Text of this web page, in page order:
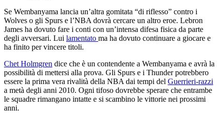
Se Wembanyama lancia un’altra gomitata “di riflesso” contro i
Wolves o gli Spurs e l’NBA dovrà cercare un altro eroe. Lebron
James ha dovuto fare i conti con un’intensa difesa fisica da parte
degli avversari. Lui lamentato ma ha dovuto continuare a giocare e
ha finito per vincere titoli.
Chet Holmgren dice che è un contendente a Wembanyama e avrà la
possibilità di mettersi alla prova. Gli Spurs e i Thunder potrebbero
essere la prima vera rivalità della NBA dai tempi del Guerrieri-razzi
a metà degli anni 2010. Ogni tifoso dovrebbe sperare che entrambe
le squadre rimangano intatte e si scambino le vittorie nei prossimi
anni.